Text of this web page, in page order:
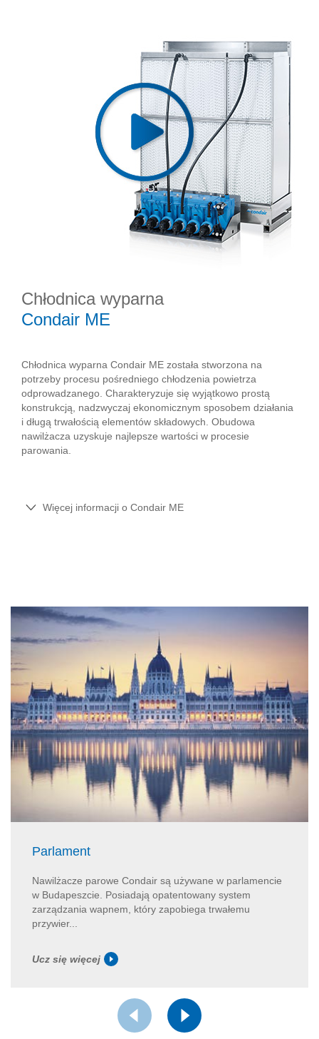
Chłodnica wyparna
Condair ME
Chłodnica wyparna Condair ME została stworzona na
potrzeby procesu pośredniego chłodzenia powietrza
odprowadzanego. Charakteryzuje się wyjątkowo prostą
konstrukcją, nadzwyczaj ekonomicznym sposobem działania
i długą trwałością elementów składowych. Obudowa
nawilżacza uzyskuje najlepsze wartości w procesie
parowania.
Więcej informacji o Condair ME
Parlament
Nawilżacze parowe Condair są używane w parlamencie
w Budapeszcie. Posiadają opatentowany system
zarządzania wapnem, który zapobiega trwałemu
przywier...
Ucz się więcej